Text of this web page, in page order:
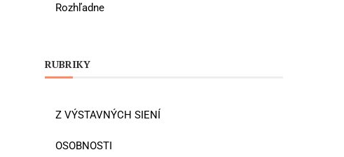
Rozhľadne
RUBRIKY
Z VÝSTAVNÝCH SIENÍ
OSOBNOSTI